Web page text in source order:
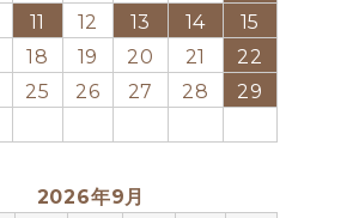
11 12 13 14
15
18 19 20 21
22
25 26 27 28
29
2026年9月